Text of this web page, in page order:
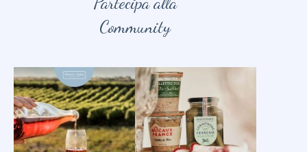
Community